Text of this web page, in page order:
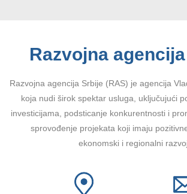
Razvojna
Razvojna agencija Srbije (RAS) je agencija
koja nudi širok spektar usluga, uključujući
investicijama, podsticanje konkurentnosti i
sprovođenje projekata koji imaju
ekonomski i regionalni